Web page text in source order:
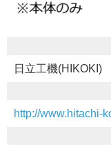
日立工機(HIKOKI)
http://www.hitachi-